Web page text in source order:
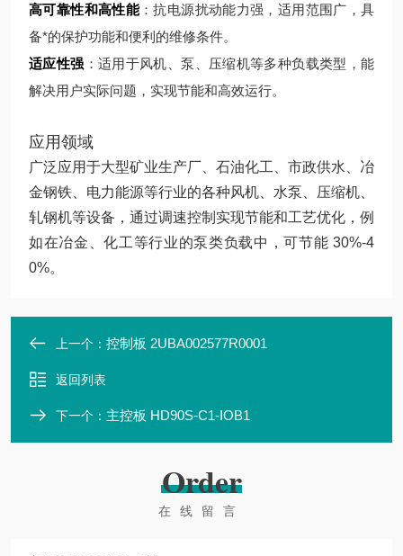
高可靠性和高性能：抗电源扰动能力强，适用范围广，具
备*的保护功能和便利的维修条件。
适应性强 ：适用于风机、泵、压缩机等多种负载类型，能
解决用户实际问题，实现节能和高效运行。
应用领域
广泛应用于大型矿业生产厂、石油化工、市政供水、冶
金钢铁、电力能源等行业的各种风机、水泵、压缩机、
轧钢机等设备，通过调速控制实现节能和工艺优化，例
如在冶金、化工等行业的泵类负载中，可节能 30%-4
0%。
上一个： 控制板 2UBA002577R0001
返回列表
下一个： 主控板 HD90S-C1-IOB1
Order
在线留言